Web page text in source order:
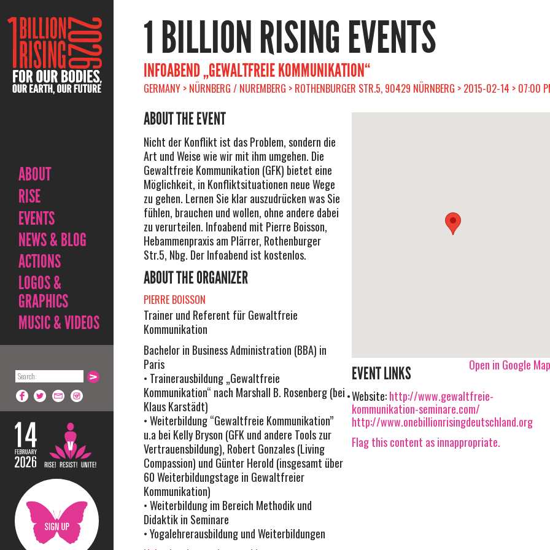
ABOUT
RISE
EVENTS
NEWS & BLOG
ACTIONS
LOGOS &
GRAPHICS
MUSIC & VIDEOS
1 BILLION RISING EVENTS
INFOABEND „GEWALTFREIE KOMMUNIKATION“
GERMANY > NÜRNBERG / NUREMBERG > ROTHENBURGER STR.5, 90429 NÜRNBERG > 2015-02-14 > 07:00
ABOUT THE EVENT
Nicht der Konflikt ist das Problem, sondern die
Art und Weise wie wir mit ihm umgehen. Die
Gewaltfreie Kommunikation (GFK) bietet eine
Möglichkeit, in Konfliktsituationen neue Wege
zu gehen. Lernen Sie klar auszudrücken was Sie
fühlen, brauchen und wollen, ohne andere dabei
zu verurteilen. Infoabend mit Pierre Boisson,
Hebammenpraxis am Plärrer, Rothenburger
Str.5, Nbg. Der Infoabend ist kostenlos.
ABOUT THE ORGANIZER
PIERRE BOISSON
Trainer und Referent für Gewaltfreie
Kommunikation
Bachelor in Business Administration (BBA) in
Paris
• Trainerausbildung „Gewaltfreie
Kommunikation“ nach Marshall B. Rosenberg (bei
Klaus Karstädt)
• Weiterbildung “Gewaltfreie Kommunikation”
u.a bei Kelly Bryson (GFK und andere Tools zur
Vertrauensbildung), Robert Gonzales (Living
Compassion) und Günter Herold (insgesamt über
60 Weiterbildungstage in Gewaltfreier
Kommunikation)
• Weiterbildung im Bereich Methodik und
Didaktik in Seminare
• Yogalehrerausbildung und Weiterbildungen
Open in Google
EVENT LINKS
Website:http://www.gewaltfreie-
kommunikation-seminare.com/
http://www.onebillionrisingdeutschland.org
Flag this content as innappropriate.